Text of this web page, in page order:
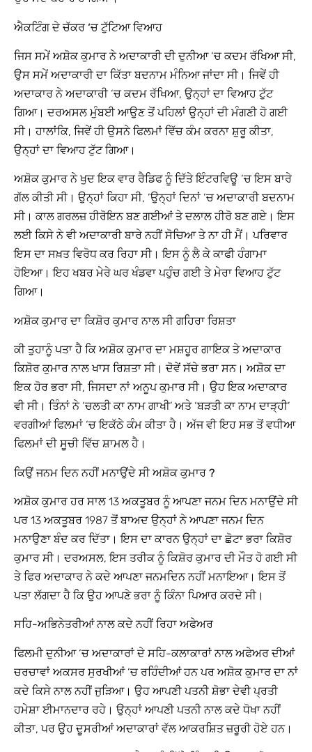
ਐਕਟਿੰਗ ਦੇ ਚੱਕਰ ‘ਚ ਟੁੱਟਿਆ ਵਿਆਹ
ਜਿਸ ਸਮੇਂ ਅਸ਼ੋਕ ਕੁਮਾਰ ਨੇ ਅਦਾਕਾਰੀ ਦੀ ਦੁਨੀਆ ‘ਚ ਕਦਮ ਰੱਖਿਆ ਸੀ,
ਉਸ ਸਮੇਂ ਅਦਾਕਾਰੀ ਦਾ ਕਿੱਤਾ ਬਦਨਾਮ ਮੰਨਿਆ ਜਾਂਦਾ ਸੀ। ਜਿਵੇਂ ਹੀ
ਅਦਾਕਾਰ ਨੇ ਅਦਾਕਾਰੀ ‘ਚ ਕਦਮ ਰੱਖਿਆ, ਉਨ੍ਹਾਂ ਦਾ ਵਿਆਹ ਟੁੱਟ
ਗਿਆ। ਦਰਅਸਲ ਮੁੰਬਈ ਆਉਣ ਤੋਂ ਪਹਿਲਾਂ ਉਨ੍ਹਾਂ ਦੀ ਮੰਗਣੀ ਹੋ ਗਈ
ਸੀ। ਹਾਲਾਂਕਿ, ਜਿਵੇਂ ਹੀ ਉਸਨੇ ਫਿਲਮਾਂ ਵਿੱਚ ਕੰਮ ਕਰਨਾ ਸ਼ੁਰੂ ਕੀਤਾ,
ਉਨ੍ਹਾਂ ਦਾ ਵਿਆਹ ਟੁੱਟ ਗਿਆ।
ਅਸ਼ੋਕ ਕੁਮਾਰ ਨੇ ਖੁਦ ਇਕ ਵਾਰ ਰੈਡਿਫ ਨੂੰ ਦਿੱਤੇ ਇੰਟਰਵਿਊ ‘ਚ ਇਸ ਬਾਰੇ
ਗੱਲ ਕੀਤੀ ਸੀ। ਉਨ੍ਹਾਂ ਕਿਹਾ ਸੀ, ‘ਉਨ੍ਹਾਂ ਦਿਨਾਂ ‘ਚ ਅਦਾਕਾਰੀ ਬਦਨਾਮ
ਸੀ। ਕਾਲ ਗਰਲਜ਼ ਹੀਰੋਇਨ ਬਣ ਗਈਆਂ ਤੇ ਦਲਾਲ ਹੀਰੋ ਬਣ ਗਏ। ਇਸ
ਲਈ ਕਿਸੇ ਨੇ ਵੀ ਅਦਾਕਾਰੀ ਬਾਰੇ ਨਹੀਂ ਸੋਚਿਆ ਤੇ ਨਾ ਹੀ ਮੈਂ। ਪਰਿਵਾਰ
ਇਸ ਦਾ ਸਖ਼ਤ ਵਿਰੋਧ ਕਰ ਰਿਹਾ ਸੀ। ਇਸ ਨੂੰ ਲੈ ਕੇ ਕਾਫੀ ਹੰਗਾਮਾ
ਹੋਇਆ। ਇਹ ਖਬਰ ਮੇਰੇ ਘਰ ਖੰਡਵਾ ਪਹੁੰਚ ਗਈ ਤੇ ਮੇਰਾ ਵਿਆਹ ਟੁੱਟ
ਗਿਆ।
ਅਸ਼ੋਕ ਕੁਮਾਰ ਦਾ ਕਿਸ਼ੋਰ ਕੁਮਾਰ ਨਾਲ ਸੀ ਗਹਿਰਾ ਰਿਸ਼ਤਾ
ਕੀ ਤੁਹਾਨੂੰ ਪਤਾ ਹੈ ਕਿ ਅਸ਼ੋਕ ਕੁਮਾਰ ਦਾ ਮਸ਼ਹੂਰ ਗਾਇਕ ਤੇ ਅਦਾਕਾਰ
ਕਿਸ਼ੋਰ ਕੁਮਾਰ ਨਾਲ ਖਾਸ ਰਿਸ਼ਤਾ ਸੀ। ਦੋਵੇਂ ਸੱਚੇ ਭਰਾ ਸਨ। ਅਸ਼ੋਕ ਦਾ
ਇਕ ਹੋਰ ਭਰਾ ਸੀ, ਜਿਸਦਾ ਨਾਂ ਅਨੂਪ ਕੁਮਾਰ ਸੀ। ਉਹ ਇਕ ਅਦਾਕਾਰ
ਵੀ ਸੀ। ਤਿੰਨਾਂ ਨੇ ‘ਚਲਤੀ ਕਾ ਨਾਮ ਗਾਖੀ’ ਅਤੇ ‘ਬੜਤੀ ਕਾ ਨਾਮ ਦਾੜ੍ਹੀ’
ਵਰਗੀਆਂ ਫਿਲਮਾਂ ‘ਚ ਇਕੱਠੇ ਕੰਮ ਕੀਤਾ ਹੈ। ਅੱਜ ਵੀ ਇਹ ਸਭ ਤੋਂ ਵਧੀਆ
ਫਿਲਮਾਂ ਦੀ ਸੂਚੀ ਵਿੱਚ ਸ਼ਾਮਲ ਹੈ।
ਕਿਉਂ ਜਨਮ ਦਿਨ ਨਹੀਂ ਮਨਾਉਂਦੇ ਸੀ ਅਸ਼ੋਕ ਕੁਮਾਰ ?
ਅਸ਼ੋਕ ਕੁਮਾਰ ਹਰ ਸਾਲ 13 ਅਕਤੂਬਰ ਨੂੰ ਆਪਣਾ ਜਨਮ ਦਿਨ ਮਨਾਉਂਦੇ ਸੀ
ਪਰ 13 ਅਕਤੂਬਰ 1987 ਤੋਂ ਬਾਅਦ ਉਨ੍ਹਾਂ ਨੇ ਆਪਣਾ ਜਨਮ ਦਿਨ
ਮਨਾਉਣਾ ਬੰਦ ਕਰ ਦਿੱਤਾ। ਇਸ ਦਾ ਕਾਰਨ ਉਨ੍ਹਾਂ ਦਾ ਛੋਟਾ ਭਰਾ ਕਿਸ਼ੋਰ
ਕੁਮਾਰ ਸੀ। ਦਰਅਸਲ, ਇਸ ਤਰੀਕ ਨੂੰ ਕਿਸ਼ੋਰ ਕੁਮਾਰ ਦੀ ਮੌਤ ਹੋ ਗਈ ਸੀ
ਤੇ ਫਿਰ ਅਦਾਕਾਰ ਨੇ ਕਦੇ ਆਪਣਾ ਜਨਮਦਿਨ ਨਹੀਂ ਮਨਾਇਆ। ਇਸ ਤੋਂ
ਪਤਾ ਲੱਗਦਾ ਹੈ ਕਿ ਉਹ ਆਪਣੇ ਭਰਾ ਨੂੰ ਕਿੰਨਾ ਪਿਆਰ ਕਰਦੇ ਸੀ।
ਸਹਿ-ਅਭਿਨੇਤਰੀਆਂ ਨਾਲ ਕਦੇ ਨਹੀਂ ਰਿਹਾ ਅਫੇਅਰ
ਫਿਲਮੀ ਦੁਨੀਆ ‘ਚ ਅਦਾਕਾਰਾਂ ਦੇ ਸਹਿ-ਕਲਾਕਾਰਾਂ ਨਾਲ ਅਫੇਅਰ ਦੀਆਂ
ਚਰਚਾਵਾਂ ਅਕਸਰ ਸੁਰਖੀਆਂ ‘ਚ ਰਹਿੰਦੀਆਂ ਹਨ ਪਰ ਅਸ਼ੋਕ ਕੁਮਾਰ ਦਾ ਨਾਂ
ਕਦੇ ਕਿਸੇ ਨਾਲ ਨਹੀਂ ਜੁੜਿਆ। ਉਹ ਆਪਣੀ ਪਤਨੀ ਸ਼ੋਭਾ ਦੇਵੀ ਪ੍ਰਤੀ
ਹਮੇਸ਼ਾ ਈਮਾਨਦਾਰ ਰਹੇ। ਉਨ੍ਹਾਂ ਆਪਣੀ ਪਤਨੀ ਨਾਲ ਕਦੇ ਧੋਖਾ ਨਹੀਂ
ਕੀਤਾ, ਪਰ ਉਹ ਦੂਸਰੀਆਂ ਅਦਾਕਾਰਾਂ ਵੱਲ ਆਕਰਸ਼ਿਤ ਜ਼ਰੂਰੀ ਹੋਏ ਹਨ।